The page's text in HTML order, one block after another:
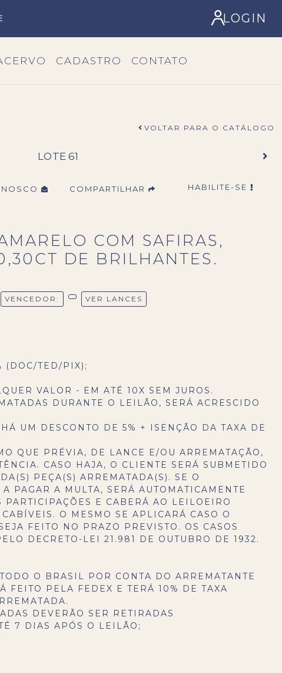
LOGIN
CADASTRO CONTATO
VOLTAR PARA O CATÁLOGO
LOTE 61
COMPARTILHAR HABILITE-SE
COM SAFIRAS,
DE BRILHANTES.
VENCEDOR: VER LANCES
(DOC/TED/PIX);
VALOR - EM ATÉ 10X SEM JUROS.
DURANTE O LEILÃO, SERÁ ACRESCIDO
UM DESCONTO DE 5% + ISENÇÃO DA TAXA DE
QUE PRÉVIA, DE LANCE E/OU ARREMATAÇÃO,
CASO HAJA, O CLIENTE SERÁ SUBMETIDO
PEÇA(S) ARREMATADA(S). SE O
PAGAR A MULTA, SERÁ AUTOMATICAMENTE
PARTICIPAÇÕES E CABERÁ AO LEILOEIRO
O MESMO SE APLICARÁ CASO O
FEITO NO PRAZO PREVISTO. OS CASOS
DECRETO-LEI 21.981 DE OUTUBRO DE 1932.
O BRASIL POR CONTA DO ARREMATANTE
FEITO PELA FEDEX E TERÁ 10% DE TAXA
DEVERÃO SER RETIRADAS
7 DIAS APÓS O LEILÃO;